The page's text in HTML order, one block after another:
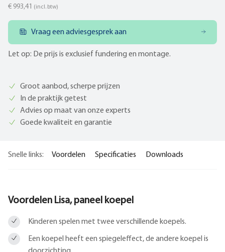
€ 993,41 (incl. btw)
Vraag een adviesgesprek aan
Let op: De prijs is exclusief fundering en montage.
Groot aanbod, scherpe prijzen
In de praktijk getest
Advies op maat van onze experts
Goede kwaliteit en garantie
Snelle links: Voordelen Specificaties Downloads
Voordelen Lisa, paneel koepel
Kinderen spelen met twee verschillende koepels.
Een koepel heeft een spiegeleffect, de andere koepel is